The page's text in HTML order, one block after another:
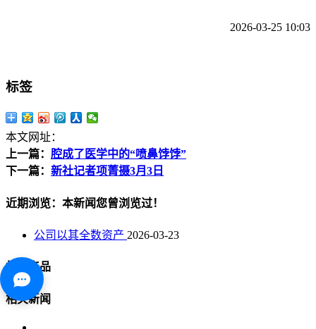
2026-03-25 10:03
标签
本文网址：
上一篇： 腔成了医学中的“喷鼻饽饽”
下一篇： 新社记者项菁摄3月3日
近期浏览：本新闻您曾浏览过！
公司以其全数资产 2026-03-23
相关产品
相关新闻